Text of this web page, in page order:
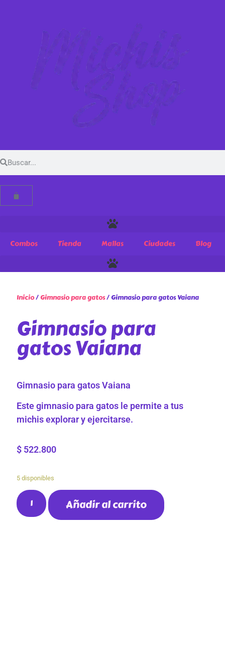
Combos Tienda Mallas Ciudades Blog
Inicio/Gimnasio para gatos/ Gimnasio para gatos Vaiana
Gimnasio para
gatos Vaiana
Gimnasio para gatos Vaiana
Este gimnasio para gatos le permite a tus
michis explorar y ejercitarse.
$ 522.800
5 disponibles
Añadir al carrito